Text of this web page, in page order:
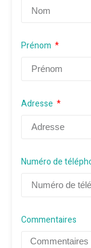
Prénom
Adresse
Numéro de
Commentaires